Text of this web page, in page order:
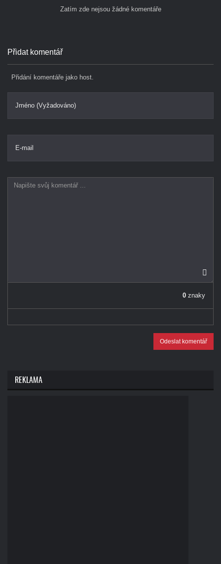
Zatím zde nejsou žádné komentáře
Přidat komentář
Přidání komentáře jako host.
Jméno (Vyžadováno)
E-mail
0 znaky
Odeslat komentář
REKLAMA